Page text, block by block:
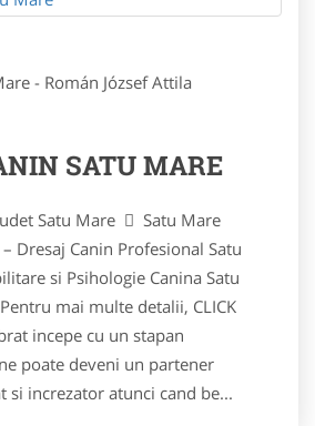
- Román József Attila
SATU MARE
Satu Mare
Satu Mare
Dresaj Canin Profesional Satu
si Psihologie Canina Satu
mai multe detalii, CLICK
incepe cu un stapan
poate deveni un partener
si increzator atunci cand be...